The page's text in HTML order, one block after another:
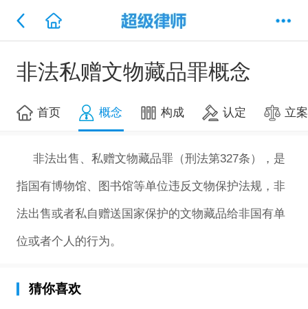
非法私赠文物藏品罪概念
首页 概念 构成 认定 立
非法出售、私赠文物藏品罪（刑法第327条），是
指国有博物馆、图书馆等单位违反文物保护法规，非
法出售或者私自赠送国家保护的文物藏品给非国有单
位或者个人的行为。
猜你喜欢